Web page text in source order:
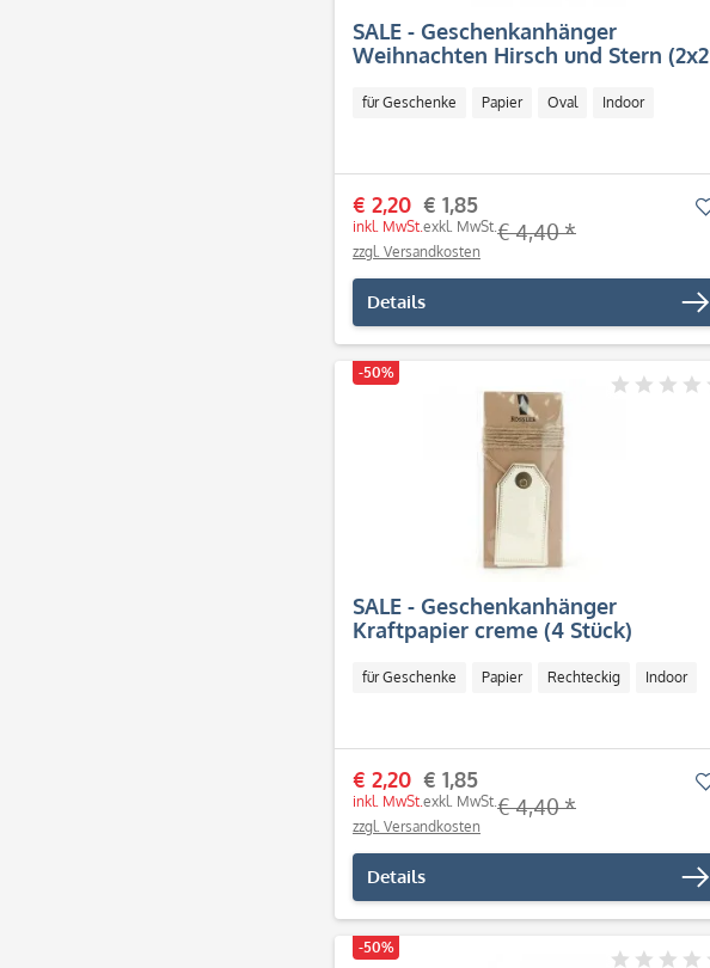
SALE - Geschenkanhänger
Weihnachten Hirsch und Stern (2x2
für Geschenke Papier Oval Indoor
€ 2,20
inkl. MwSt.
€ 1,85
exkl. MwSt.€ 4,40 *
zzgl. Versandkosten
Details
-50%
SALE - Geschenkanhänger
Kraftpapier creme (4 Stück)
für Geschenke Papier Rechteckig Indoor
€ 2,20
inkl. MwSt.
€ 1,85
exkl. MwSt.€ 4,40 *
zzgl. Versandkosten
Details
-50%